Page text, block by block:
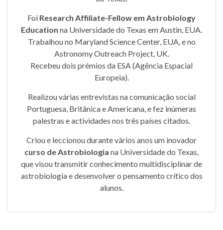
Foi Research Affiliate-Fellow em Astrobiology
Education na Universidade do Texas em Austin, EUA.
Trabalhou no Maryland Science Center, EUA, e no
Astronomy Outreach Project, UK.
Recebeu dois prémios da ESA (Agência Espacial
Europeia).
Realizou várias entrevistas na comunicação social
Portuguesa, Britânica e Americana, e fez inúmeras
palestras e actividades nos três países citados.
Criou e leccionou durante vários anos um inovador
curso de Astrobiologia na Universidade do Texas,
que visou transmitir conhecimento multidisciplinar de
astrobiologia e desenvolver o pensamento crítico dos
alunos.